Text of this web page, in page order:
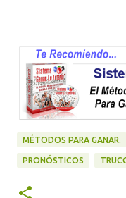
MÉTODOS PARA GANAR.
PRONÓSTICOS